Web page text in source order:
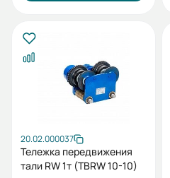
20.02.000037
Тележка передвижения
тали RW 1т (TBRW 10-10)